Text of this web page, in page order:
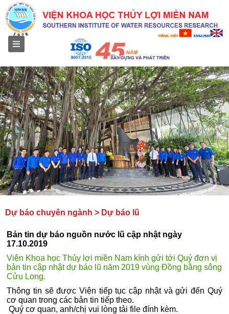
Dự báo chuyên ngành > Dự báo lũ
Bản tin dự báo nguồn nước lũ cập nhật ngày
17.10.2019
Viện Khoa học Thủy lợi miền Nam kính gửi tới Quý đơn vị
bản tin cập nhật dự báo lũ năm 2019 vùng Đồng bằng sông
Cửu Long.
Thông tin sẽ được Viện tiếp tục cập nhật và gửi đến Quý
cơ quan trong các bản tin tiếp theo.
Quý cơ quan, anh/chị vui lòng tải file đính kèm.